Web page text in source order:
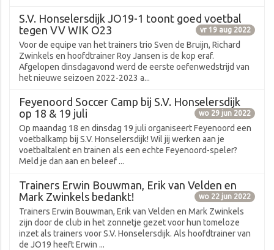
S.V. Honselersdijk JO19-1 toont goed voetbal
tegen VV WIK O23
vr 19 aug 2022
Voor de equipe van het trainers trio Sven de Bruijn, Richard
Zwinkels en hoofdtrainer Roy Jansen is de kop eraf.
Afgelopen dinsdagavond werd de eerste oefenwedstrijd van
het nieuwe seizoen 2022-2023 a...
Feyenoord Soccer Camp bij S.V. Honselersdijk
op 18 & 19 juli
wo 29 jun 2022
Op maandag 18 en dinsdag 19 juli organiseert Feyenoord een
voetbalkamp bij S.V. Honselersdijk! Wil jij werken aan je
voetbaltalent en trainen als een echte Feyenoord-speler?
Meld je dan aan en beleef ...
Trainers Erwin Bouwman, Erik van Velden en
Mark Zwinkels bedankt!
wo 22 jun 2022
Trainers Erwin Bouwman, Erik van Velden en Mark Zwinkels
zijn door de club in het zonnetje gezet voor hun tomeloze
inzet als trainers voor S.V. Honselersdijk. Als hoofdtrainer van
de JO19 heeft Erwin ...